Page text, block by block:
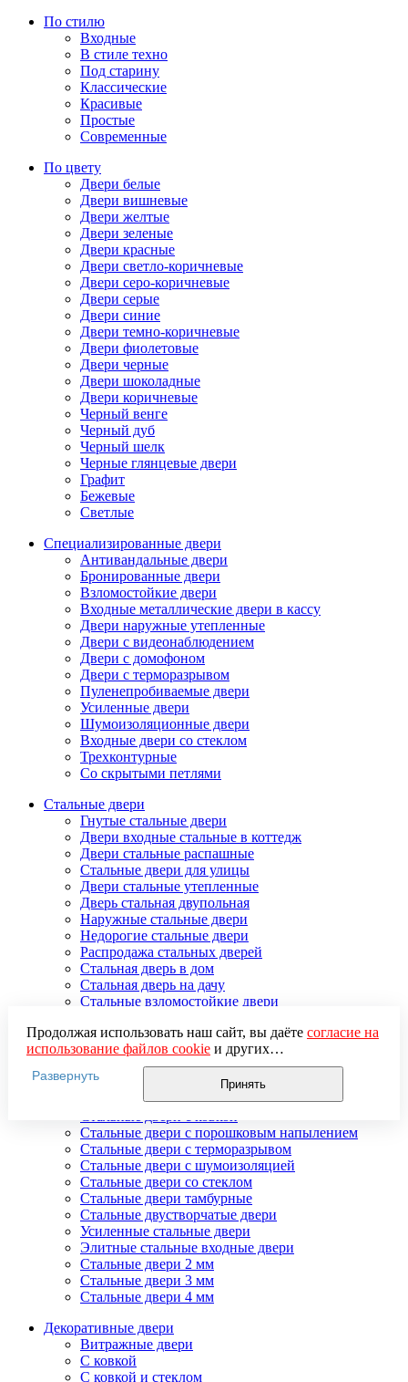
По стилю
Входные
В стиле техно
Под старину
Классические
Красивые
Простые
Современные
По цвету
Двери белые
Двери вишневые
Двери желтые
Двери зеленые
Двери красные
Двери светло-коричневые
Двери серо-коричневые
Двери серые
Двери синие
Двери темно-коричневые
Двери фиолетовые
Двери черные
Двери шоколадные
Двери коричневые
Черный венге
Черный дуб
Черный шелк
Черные глянцевые двери
Графит
Бежевые
Светлые
Специализированные двери
Антивандальные двери
Бронированные двери
Взломостойкие двери
Входные металлические двери в кассу
Двери наружные утепленные
Двери с видеонаблюдением
Двери с домофоном
Двери с терморазрывом
Пуленепробиваемые двери
Усиленные двери
Шумоизоляционные двери
Входные двери со стеклом
Трехконтурные
Со скрытыми петлями
Стальные двери
Гнутые стальные двери
Двери входные стальные в коттедж
Двери стальные распашные
Стальные двери для улицы
Двери стальные утепленные
Дверь стальная двупольная
Наружные стальные двери
Недорогие стальные двери
Распродажа стальных дверей
Стальная дверь в дом
Стальная дверь на дачу
Стальные взломостойкие двери
Стальные двери в подъезд
Стальные двери внутреннего открывания
Стальные двери массив
Стальные двери мдф
Стальные двери с зеркалом
Стальные двери с порошковым напылением
Стальные двери с терморазрывом
Стальные двери с шумоизоляцией
Стальные двери со стеклом
Стальные двери тамбурные
Стальные двустворчатые двери
Усиленные стальные двери
Элитные стальные входные двери
Стальные двери 2 мм
Стальные двери 3 мм
Стальные двери 4 мм
Декоративные двери
Витражные двери
С ковкой
С ковкой и стеклом
Продолжая использовать наш сайт, вы даёте согласие на
использование файлов cookieи других
пользовательских данных (включая IP-адрес, сведения о
местоположении, устройстве, действиях на сайте и т. п.)
для функционирования сайта, проведения
использования систем аналитики (например,
Яндекс.Метрика), в соответствии с нашей
обработки персональных данных.
Если вы не хотите, чтобы ваши данные обрабатывались,
настройте ограничения в браузере или покиньте сайт.
Развернуть
Принять